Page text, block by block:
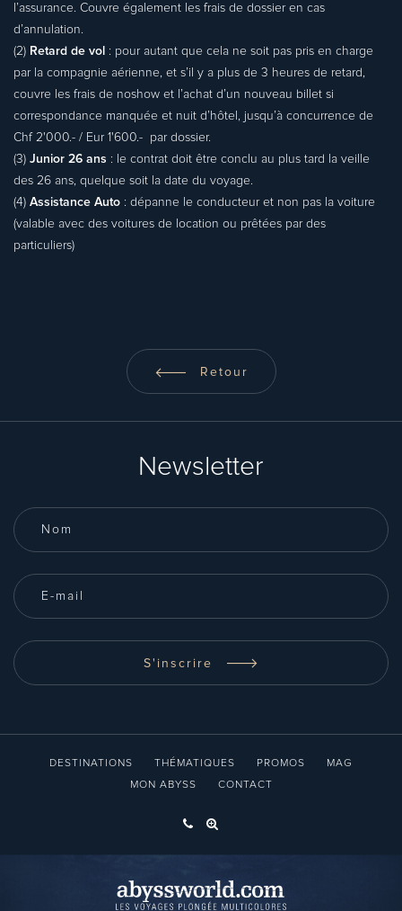
l’assurance. Couvre également les frais de dossier en cas
d’annulation.
(2) Retard de vol : pour autant que cela ne soit pas pris en charge
par la compagnie aérienne, et s’il y a plus de 3 heures de retard,
couvre les frais de noshow et l’achat d’un nouveau billet si
correspondance manquée et nuit d’hôtel, jusqu’à concurrence de
Chf 2'000.- / Eur 1'600.- par dossier.
(3) Junior 26 ans : le contrat doit être conclu au plus tard la veille
des 26 ans, quelque soit la date du voyage.
(4) Assistance Auto : dépanne le conducteur et non pas la voiture
(valable avec des voitures de location ou prêtées par des
particuliers)
Retour
Newsletter
S'inscrire
DESTINATIONS THÉMATIQUES PROMOS
MAG
MON ABYSS
CONTACT